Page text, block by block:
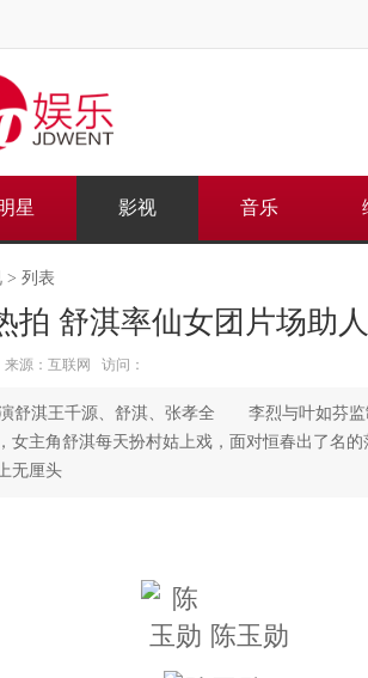
星 影视 音乐
> 列表
拍 舒淇率仙女团片场助人
来源：互联网 访问：
舒淇王千源、舒淇、张孝全 李烈与叶如芬监
女主角舒淇每天扮村姑上戏，面对恒春出了名
无厘头
陈玉勋